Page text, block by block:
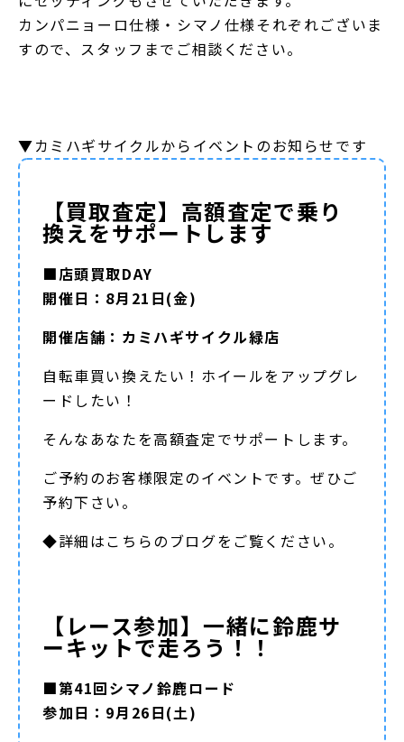
カンパニョーロ仕様・シマノ仕様それぞれございま
すので、スタッフまでご相談ください。
▼カミハギサイクルからイベントのお知らせです
【買取査定】高額査定で乗り
換えをサポートします
■店頭買取DAY
開催日：8月21日(金)
開催店舗：カミハギサイクル緑店
自転車買い換えたい！ホイールをアップグレ
ードしたい！
そんなあなたを高額査定でサポートします。
ご予約のお客様限定のイベントです。ぜひご
予約下さい。
◆詳細はこちらのブログをご覧ください。
【レース参加】一緒に鈴鹿サ
ーキットで走ろう！！
■第41回シマノ鈴鹿ロード
参加日：9月26日(土)